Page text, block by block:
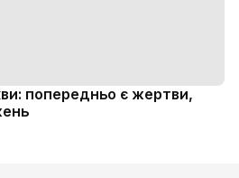
попередньо є жертви,